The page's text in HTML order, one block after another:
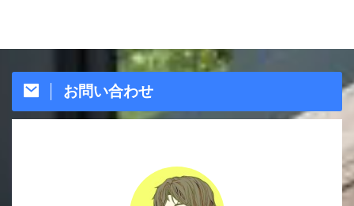
お問い合わせ